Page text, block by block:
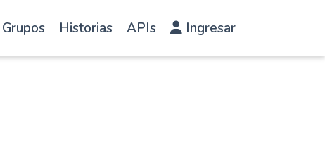
Grupos Historias APIs Ingresar